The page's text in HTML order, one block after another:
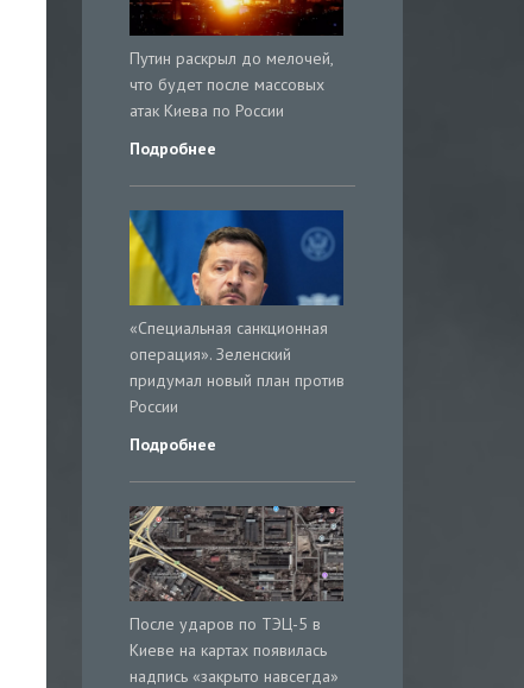
Путин раскрыл до мелочей,
что будет после массовых
атак Киева по России
Подробнее
«Специальная санкционная
операция». Зеленский
придумал новый план против
России
Подробнее
После ударов по ТЭЦ-5 в
Киеве на картах появилась
надпись «закрыто навсегда»